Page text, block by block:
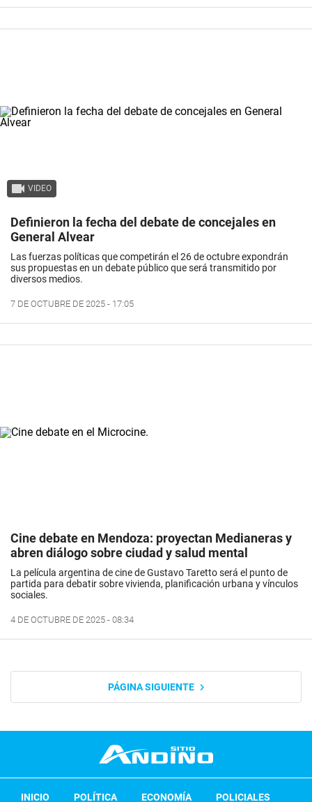
VIDEO
Definieron la fecha del debate de concejales en
General Alvear
Las fuerzas políticas que competirán el 26 de octubre expondrán
sus propuestas en un debate público que será transmitido por
diversos medios.
7 DE OCTUBRE DE 2025 - 17:05
Cine debate en Mendoza: proyectan Medianeras y
abren diálogo sobre ciudad y salud mental
La película argentina de cine de Gustavo Taretto será el punto de
partida para debatir sobre vivienda, planificación urbana y vínculos
sociales.
4 DE OCTUBRE DE 2025 - 08:34
PÁGINA SIGUIENTE
INICIO POLÍTICA ECONOMÍA POLICIALES